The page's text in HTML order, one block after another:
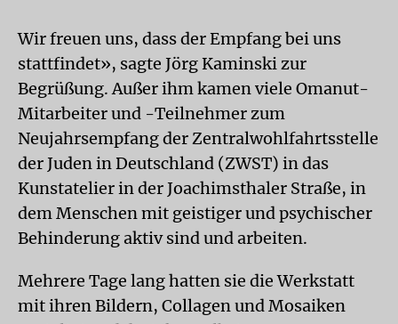
Wir freuen uns, dass der Empfang bei uns
stattfindet», sagte Jörg Kaminski zur
Begrüßung. Außer ihm kamen viele Omanut-
Mitarbeiter und -Teilnehmer zum
Neujahrsempfang der Zentralwohlfahrtsstelle
der Juden in Deutschland (ZWST) in das
Kunstatelier in der Joachimsthaler Straße, in
dem Menschen mit geistiger und psychischer
Behinderung aktiv sind und arbeiten.
Mehrere Tage lang hatten sie die Werkstatt
mit ihren Bildern, Collagen und Mosaiken